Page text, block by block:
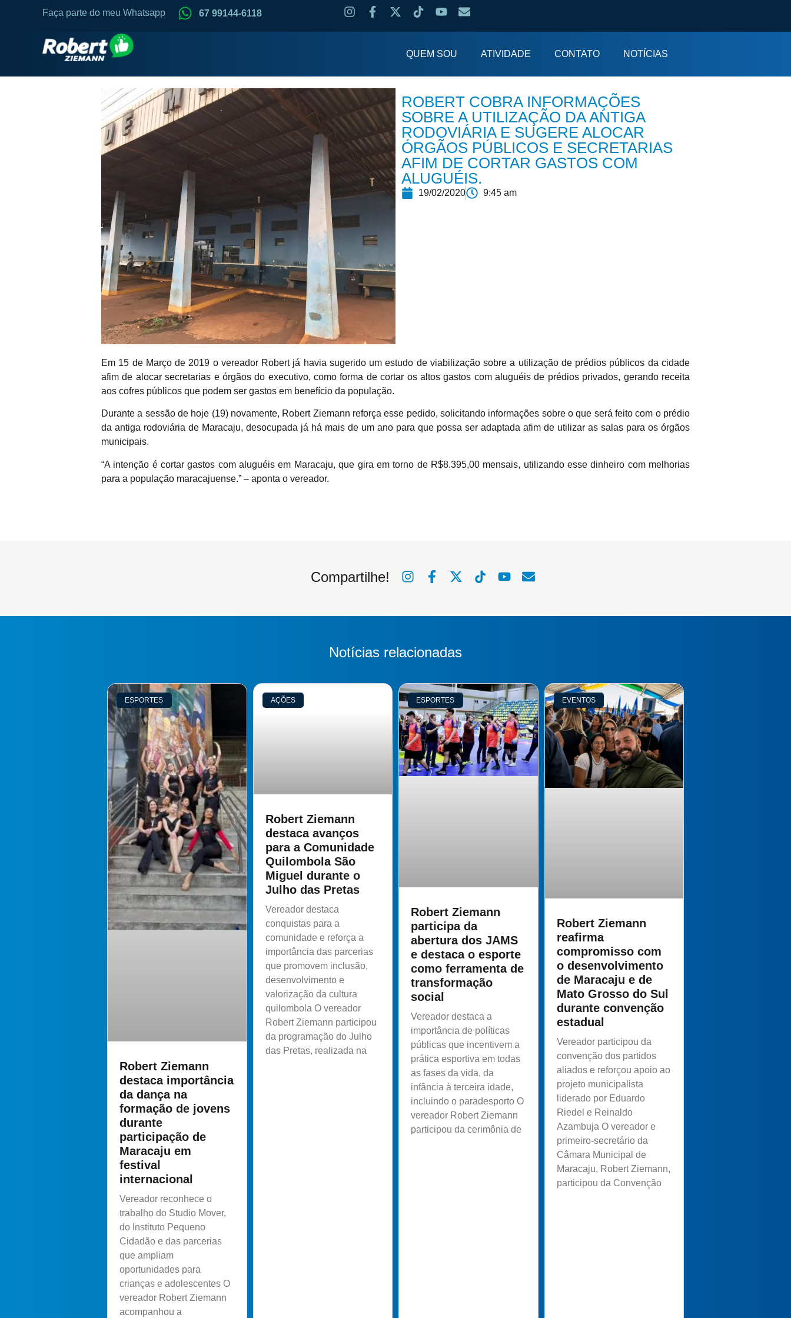
Faça parte do meu Whatsapp 67 99144-6118
QUEM SOU ATIVIDADE CONTATO NOTÍCIAS
ROBERT COBRA INFORMAÇÕES
SOBRE A UTILIZAÇÃO DA ANTIGA
RODOVIÁRIA E SUGERE ALOCAR
ÓRGÃOS PÚBLICOS E SECRETARIAS
AFIM DE CORTAR GASTOS COM
ALUGUÉIS.
19/02/2020 9:45 am
Em 15 de Março de 2019 o vereador Robert já havia sugerido um estudo de viabilização sobre a utilização de prédios públicos da cidade
afim de alocar secretarias e órgãos do executivo, como forma de cortar os altos gastos com aluguéis de prédios privados, gerando receita
aos cofres públicos que podem ser gastos em benefício da população.
Durante a sessão de hoje (19) novamente, Robert Ziemann reforça esse pedido, solicitando informações sobre o que será feito com o prédio
da antiga rodoviária de Maracaju, desocupada já há mais de um ano para que possa ser adaptada afim de utilizar as salas para os órgãos
municipais.
“A intenção é cortar gastos com aluguéis em Maracaju, que gira em torno de R$8.395,00 mensais, utilizando esse dinheiro com melhorias
para a população maracajuense.” – aponta o vereador.
Compartilhe!
Notícias relacionadas
ESPORTES
Robert Ziemann
destaca importância
da dança na
formação de jovens
durante
participação de
Maracaju em
festival
internacional
Vereador reconhece o
trabalho do Studio Mover,
do Instituto Pequeno
Cidadão e das parcerias
que ampliam
oportunidades para
crianças e adolescentes O
vereador Robert Ziemann
acompanhou a
AÇÕES
Robert Ziemann
destaca avanços
para a Comunidade
Quilombola São
Miguel durante o
Julho das Pretas
Vereador destaca
conquistas para a
comunidade e reforça a
importância das parcerias
que promovem inclusão,
desenvolvimento e
valorização da cultura
quilombola O vereador
Robert Ziemann participou
da programação do Julho
das Pretas, realizada na
ESPORTES
Robert Ziemann
participa da
abertura dos JAMS
e destaca o esporte
como ferramenta de
transformação
social
Vereador destaca a
importância de políticas
públicas que incentivem a
prática esportiva em todas
as fases da vida, da
infância à terceira idade,
incluindo o paradesporto O
vereador Robert Ziemann
participou da cerimônia de
EVENTOS
Robert Ziemann
reafirma
compromisso com
o desenvolvimento
de Maracaju e de
Mato Grosso do Sul
durante convenção
estadual
Vereador participou da
convenção dos partidos
aliados e reforçou apoio ao
projeto municipalista
liderado por Eduardo
Riedel e Reinaldo
Azambuja O vereador e
primeiro-secretário da
Câmara Municipal de
Maracaju, Robert Ziemann,
participou da Convenção